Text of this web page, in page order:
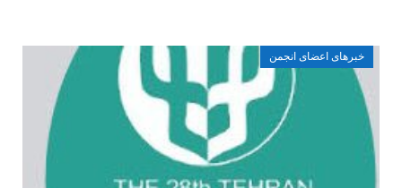
خبرهای اعضای انجمن